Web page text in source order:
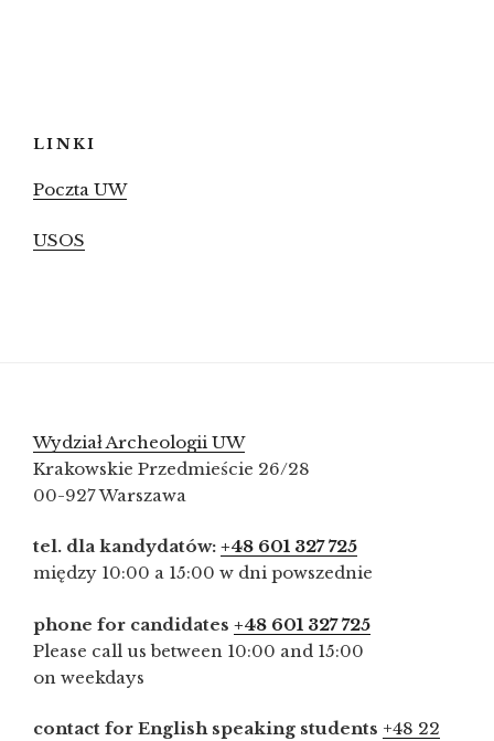
LINKI
Poczta UW
USOS
Wydział Archeologii UW
Krakowskie Przedmieście 26/28
00-927 Warszawa
tel. dla kandydatów: +48 601 327 725
między 10:00 a 15:00 w dni powszednie
phone for candidates +48 601 327 725
Please call us between 10:00 and 15:00
on weekdays
contact for English speaking students +48 22